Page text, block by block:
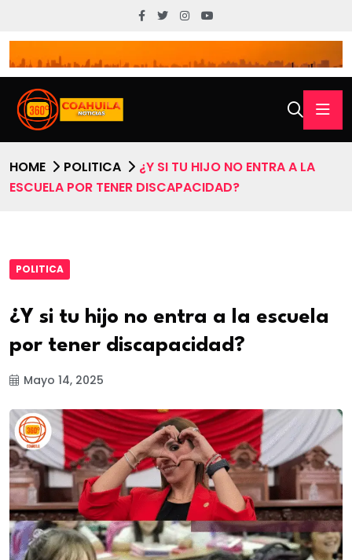
HOME POLITICA
¿Y SI TU HIJO NO ENTRA A LA
ESCUELA POR TENER DISCAPACIDAD?
POLITICA
¿Y si tu hijo no entra a la escuela
por tener discapacidad?
Mayo 14, 2025